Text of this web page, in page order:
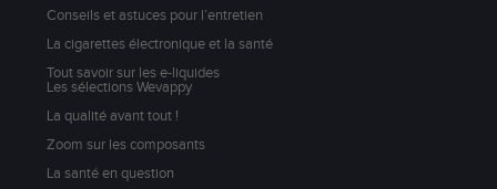
Conseils et astuces pour l’entretien
La cigarettes électronique et la santé
Tout savoir sur les e-liquides
Les sélections Wevappy
La qualité avant tout !
Zoom sur les composants
La santé en question